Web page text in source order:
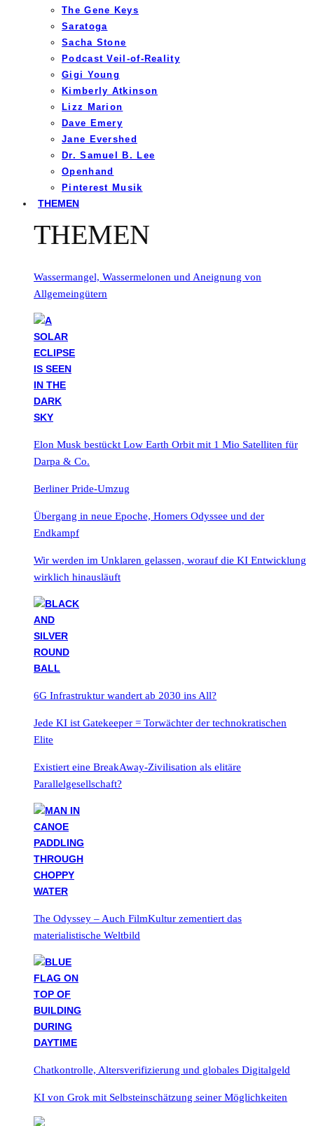
The Gene Keys
Saratoga
Sacha Stone
Podcast Veil-of-Reality
Gigi Young
Kimberly Atkinson
Lizz Marion
Dave Emery
Jane Evershed
Dr. Samuel B. Lee
Openhand
Pinterest Musik
THEMEN
THEMEN
Wassermangel, Wassermelonen und Aneignung von
Allgemeingütern
Elon Musk bestückt Low Earth Orbit mit 1 Mio Satelliten für
Darpa & Co.
Berliner Pride-Umzug
Übergang in neue Epoche, Homers Odyssee und der
Endkampf
Wir werden im Unklaren gelassen, worauf die KI Entwicklung
wirklich hinausläuft
6G Infrastruktur wandert ab 2030 ins All?
Jede KI ist Gatekeeper = Torwächter der technokratischen
Elite
Existiert eine BreakAway-Zivilisation als elitäre
Parallelgesellschaft?
The Odyssey – Auch FilmKultur zementiert das
materialistische Weltbild
Chatkontrolle, Altersverifizierung und globales Digitalgeld
KI von Grok mit Selbsteinschätzung seiner Möglichkeiten